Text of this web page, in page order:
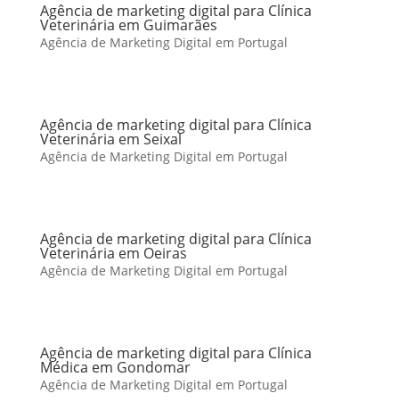
Agência de marketing digital para Clínica
Veterinária em Guimarães
Agência de Marketing Digital em Portugal
Agência de marketing digital para Clínica
Veterinária em Seixal
Agência de Marketing Digital em Portugal
Agência de marketing digital para Clínica
Veterinária em Oeiras
Agência de Marketing Digital em Portugal
Agência de marketing digital para Clínica
Médica em Gondomar
Agência de Marketing Digital em Portugal